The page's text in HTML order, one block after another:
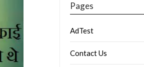
Pages
AdTest
Contact Us